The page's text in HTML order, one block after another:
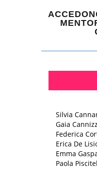
Silvia
Gaia
Federica
Erica De
Emma
Paola